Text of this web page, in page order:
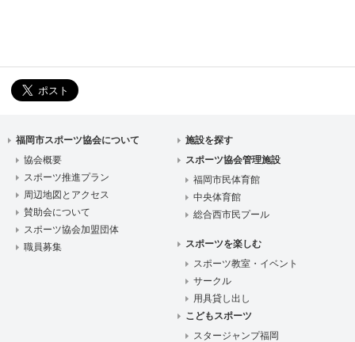
福岡市スポーツ協会について
協会概要
スポーツ推進プラン
周辺地図とアクセス
賛助会について
スポーツ協会加盟団体
職員募集
施設を探す
スポーツ協会管理施設
福岡市民体育館
中央体育館
総合西市民プール
スポーツを楽しむ
スポーツ教室・イベント
サークル
用具貸し出し
こどもスポーツ
スタージャンプ福岡